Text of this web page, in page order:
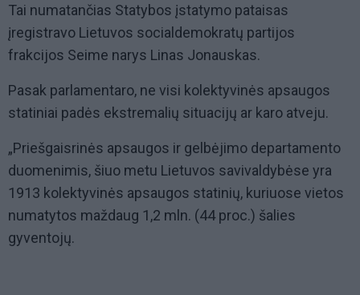
Tai numatančias Statybos įstatymo pataisas
įregistravo Lietuvos socialdemokratų partijos
frakcijos Seime narys Linas Jonauskas.
Pasak parlamentaro, ne visi kolektyvinės apsaugos
statiniai padės ekstremalių situacijų ar karo atveju.
„Priešgaisrinės apsaugos ir gelbėjimo departamento
duomenimis, šiuo metu Lietuvos savivaldybėse yra
1913 kolektyvinės apsaugos statinių, kuriuose vietos
numatytos maždaug 1,2 mln. (44 proc.) šalies
gyventojų.